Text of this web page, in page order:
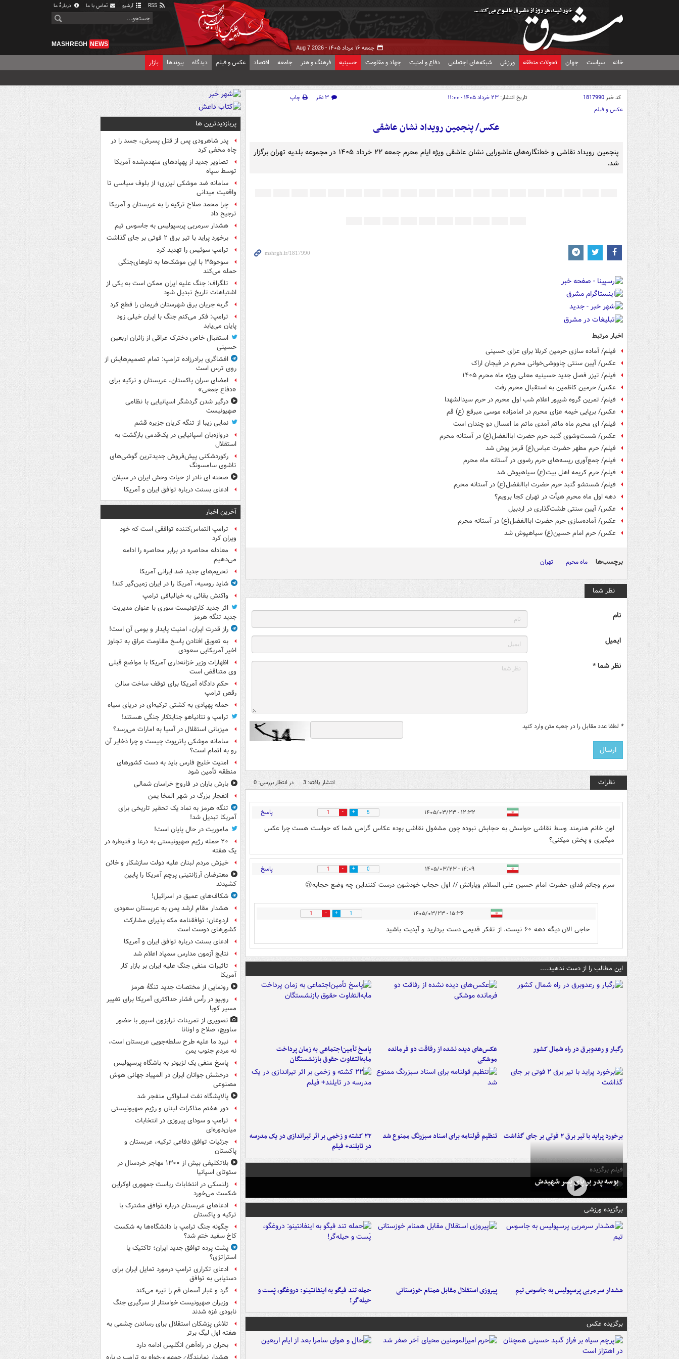
آرشیو تماس با ما دربارهٔ ما
جمعه ۱۶ مرداد ۱۴۰۵ - Aug 7 2026
MASHREGH NEWS
خانه سیاست جهان تحولات منطقه ورزش شبکه‌های اجتماعی دفاع و امنیت جهاد و مقاومت حسینیه فرهنگ و هنر جامعه اقتصاد عکس و فیلم دیدگاه پیوندها بازار
کد خبر1817990 تاریخ انتشار: ۲۳ خرداد ۱۴۰۵ - ۱۱:۰۰ ۳ نظر
چاپ
عکس و فیلم
عکس/ پنجمین رویداد نشان عاشقی
پنجمین رویداد نقاشی و خط‌نگاره‌های عاشورایی نشان عاشقی ویژه ایام محرم جمعه ۲۲ خرداد ۱۴۰۵ در مجموعه بلدیه تهران برگزار
شد.
اخبار مرتبط
فیلم/ آماده سازی حرمین کربلا برای عزای حسینی
عکس/ آیین سنتی چاووشی‌خوانی محرم در فیجان اراک
فیلم/ تیزر فصل جدید حسینیه معلی ویژه ماه محرم ۱۴۰۵
عکس/ حرمین کاظمین به استقبال محرم رفت
فیلم/ تمرین گروه شیپور اعلام شب اول محرم در حرم سیدالشهدا
عکس/ برپایی خیمه عزای محرم در امامزاده موسی مبرقع (ع) قم
فیلم/ ای محرم ماه ماتم آمدی ماتم ما امسال دو چندان است
عکس/ شست‌وشوی گنبد حرم حضرت اباالفضل(ع) در آستانه محرم
فیلم/ حرم مطهر حضرت عباس(ع) قرمز پوش شد
فیلم/ جمع‌آوری ریسه‌های حرم رضوی در آستانه ماه محرم
فیلم/ حرم کریمه اهل بیت(ع) سیاهپوش شد
فیلم/ شستشو گنبد حرم حضرت اباالفضل(ع) در آستانه محرم
دهه اول ماه محرم هیأت در تهران کجا برویم؟
عکس/ آیین سنتی طشت‌گذاری در اردبیل
عکس/ آماده‌سازی حرم حضرت اباالفضل(ع) در آستانه محرم
عکس/ حرم امام حسین(ع) سیاهپوش شد
برچسب‌ها ماه محرم تهران
نظر شما
نام
ایمیل
نظر شما *
* لطفا عدد مقابل را در جعبه متن وارد کنید
نظرات انتشار یافته: 3 در انتظار بررسی: 0
۱۲:۳۲ - ۱۴۰۵/۰۳/۲۳ 5
1 پاسخ
اون خانم هنرمند وسط نقاشی حواسش به حجابش نبوده چون مشغول نقاشی بوده عکاس گرامی شما که حواست هست چرا عکس
میگیری و پخش میکنی؟
۱۴:۰۹ - ۱۴۰۵/۰۳/۲۳ 0
1 پاسخ
سرم وجانم فدای حضرت امام حسین علی السلام ویارانش // اول حجاب خودشون درست کننداین چه وضع حجابه😢
۱۵:۳۶ - ۱۴۰۵/۰۳/۲۳ 1
1
حاجی الان دیگه دهه ۶۰ نیست. از تفکر قدیمی دست بردارید و آپدیت باشید
این مطالب را از دست ندهید....
رگبار و رعدوبرق در راه شمال کشور
عکس‌های دیده نشده از رفاقت دو فرمانده‌
موشکی
پاسخ تأمین‌اجتماعی به زمان پرداخت
مابه‌التفاوت حقوق بازنشستگان
برخورد پراید با تیر برق ۲ فوتی بر جای گذاشت تنظیم قولنامه برای اسناد سبزرنگ ممنوع شد
۲۲ کشته و زخمی بر اثر تیراندازی در یک مدرسه
در تایلند+ فیلم
فیلم برگزیده
بوسه‌ پدر بر پای پسر شهیدش
برگزیده ورزشی
هشدار سرمربی پرسپولیس به جاسوس تیم پیروزی استقلال مقابل همنام خوزستانی
حمله تند فیگو به اینفانتینو: دروغگو، پَست‌ و
حیله‌گر!
برگزیده عکس
پربازدیدترین ها
پدر شاهرودی پس از قتل پسرش، جسد را در
چاه مخفی کرد
تصاویر جدید از پهپادهای منهدم‌شده آمریکا
توسط سپاه
سامانه ضد موشکی لیزری؛ از بلوف سیاسی تا
واقعیت میدانی
چرا محمد صلاح ترکیه را به عربستان و آمریکا
ترجیح داد
هشدار سرمربی پرسپولیس به جاسوس تیم
برخورد پراید با تیر برق ۲ فوتی بر جای گذاشت
ترامپ سوئیس را تهدید کرد
سوخو۳۵ با این موشک‌ها به ناوهای‌جنگی
حمله می‌کند
تلگراف: جنگ علیه ایران ممکن است به یکی از
اشتباهات تاریخ تبدیل شود
گربه جریان برق شهرستان فریمان را قطع کرد
ترامپ: فکر می‌کنم جنگ با ایران خیلی زود
پایان می‌یابد
استقبال خاص دخترک عراقی از زائران اربعین
حسینی
افشاگری برادرزاده ترامپ: تمام تصمیم‌هایش از
روی ترس است
امضای سران پاکستان، عربستان و ترکیه برای
«دفاع جمعی»
درگیر شدن گردشگر اسپانیایی با نظامی
صهیونیست
نمایی زیبا از تنگه کریان جزیره قشم
دروازه‌بان اسپانیایی در یک‌قدمی بازگشت به
استقلال
رکوردشکنی پیش‌فروش جدیدترین گوشی‌های
تاشوی سامسونگ
صحنه ای نادر از حیات وحش ایران در سبلان
ادعای بسنت درباره توافق ایران و آمریکا
آخرین اخبار
ترامپ التماس‌کننده توافقی است که خود
ویران کرد
معادله محاصره در برابر محاصره را ادامه
می‌دهیم
تحریم‌های جدید ضد ایرانی آمریکا
شاید روسیه، آمریکا را در ایران زمین‌گیر کند!
واکنش بقائی به خیالبافی ترامپ
اثر جدید کارتونیست سوری با عنوان مدیریت
جدید تنگه هرمز
راز قدرت ایران، امنیت پایدار و بومی آن است!
به تعویق افتادن پاسخ مقاومت عراق به تجاوز
اخیر آمریکایی سعودی
اظهارات وزیر خزانه‌داری آمریکا با مواضع قبلی
وی متناقض است
حکم دادگاه آمریکا برای توقف ساخت سالن
رقص ترامپ
حمله پهپادی به کشتی ترکیه‌ای در دریای سیاه
ترامپ و نتانیاهو جنایتکار جنگی هستند!
میزبانی استقلال در آسیا به امارات می‌رسد؟
سامانه موشکی پاتریوت چیست و چرا ذخایر آن
رو به اتمام است؟
امنیت خلیج فارس باید به دست کشورهای
منطقه تأمین شود
بارش باران در فاروج خراسان شمالی
انفجار بزرگ در شهر المخا یمن
تنگه هرمز به نماد یک تحقیر تاریخی برای
آمریکا تبدیل شد!
ماموریت در حال پایان است!
۲۰ حمله رژیم صهیونیستی به درعا و قنیطره در
یک هفته
خیزش مردم لبنان علیه دولت سازشکار و خائن
معترضان آرژانتینی پرچم آمریکا را پایین
کشیدند
شکاف‌های عمیق در اسرائیل!
هشدار مقام ارشد یمن به عربستان سعودی
اردوغان: توافقنامه مکه پذیرای مشارکت
کشورهای دوست است
ادعای بسنت درباره توافق ایران و آمریکا
نتایج آزمون مدارس سمپاد اعلام شد
تاثیرات منفی جنگ علیه ایران بر بازار کار
آمریکا
رونمایی از مختصات جدید تنگۀ هرمز
روبیو در رأس فشار حداکثری آمریکا برای تغییر
مسیر کوبا
تصویری از تمرینات ترابزون اسپور با حضور
ساویچ، صلاح و اونانا
نبرد ما علیه طرح سلطه‌جویی عربستان است،
نه مردم جنوب یمن
پاسخ منفی یک لژیونر به باشگاه پرسپولیس
درخشش جوانان ایران در المپیاد جهانی هوش
مصنوعی
پالایشگاه نفت اسلواکی منفجر شد
دور هفتم مذاکرات لبنان و رژیم صهیونیستی
ترامپ و سودای پیروزی در انتخابات
میان‌دوره‌ای
جزئیات توافق دفاعی ترکیه، عربستان و
پاکستان
بلاتکلیفی بیش از ۱۳۰۰ مهاجر خردسال در
سئوتای اسپانیا
زلنسکی در انتخابات ریاست جمهوری اوکراین
شکست می‌خورد
ادعاهای عربستان درباره توافق مشترک با
ترکیه و پاکستان
چگونه جنگ ترامپ با دانشگاه‌ها به شکست
کاخ سفید ختم شد؟
پشت پرده توافق جدید ایران؛ تاکتیک یا
استراتژی؟
ادعای تکراری ترامپ درمورد تمایل ایران برای
دستیابی به توافق
گرد و غبار آسمان قم را تیره می‌کند
وزیران صهیونیست خواستار از سرگیری جنگ
نابودی غزه شدند
تلاش پزشکان استقلال برای رساندن چشمی به
هفته اول لیگ برتر
بحران در راه‌آهن انگلیس ادامه دارد